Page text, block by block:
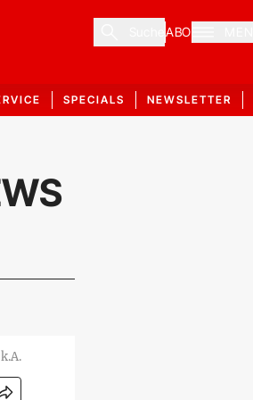
ABO
SPECIALS NEWSLETTER
k.A.